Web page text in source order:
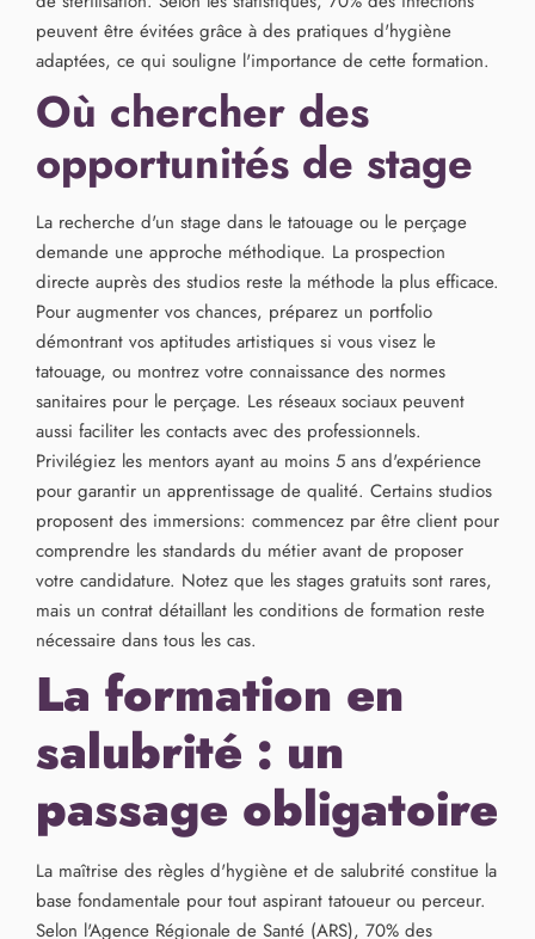
peuvent être évitées grâce à des pratiques d'hygiène
adaptées, ce qui souligne l'importance de cette formation.
Où chercher des
opportunités de stage
La recherche d'un stage dans le tatouage ou le perçage
demande une approche méthodique. La prospection
directe auprès des studios reste la méthode la plus efficace.
Pour augmenter vos chances, préparez un portfolio
démontrant vos aptitudes artistiques si vous visez le
tatouage, ou montrez votre connaissance des normes
sanitaires pour le perçage. Les réseaux sociaux peuvent
aussi faciliter les contacts avec des professionnels.
Privilégiez les mentors ayant au moins 5 ans d'expérience
pour garantir un apprentissage de qualité. Certains studios
proposent des immersions: commencez par être client pour
comprendre les standards du métier avant de proposer
votre candidature. Notez que les stages gratuits sont rares,
mais un contrat détaillant les conditions de formation reste
nécessaire dans tous les cas.
La formation en
salubrité : un
passage obligatoire
La maîtrise des règles d'hygiène et de salubrité constitue la
base fondamentale pour tout aspirant tatoueur ou perceur.
Selon l'Agence Régionale de Santé (ARS), 70% des